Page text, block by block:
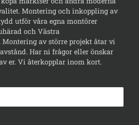
Montering och inkoppling av
utför våra egna montörer
och Västra
Montering av större projekt åtar vi
Har ni frågor eller önskar
er. Vi återkopplar inom kort.